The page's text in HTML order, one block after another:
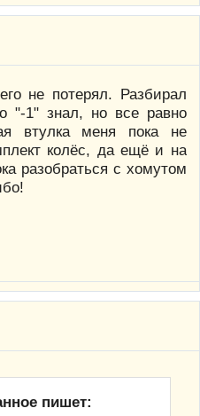
не потерял. Разбирал
"-1" знал, но все равно
втулка меня пока не
колёс, да ещё и на
разобраться с хомутом
пишет: